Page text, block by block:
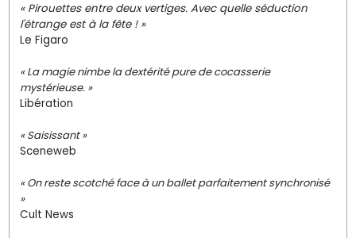
« Pirouettes entre deux vertiges. Avec quelle séduction
l'étrange est à la fête ! »
Le Figaro
« La magie nimbe la dextérité pure de cocasserie
mystérieuse. »
Libération
« Saisissant »
Sceneweb
« On reste scotché face à un ballet parfaitement synchronisé
»
Cult News